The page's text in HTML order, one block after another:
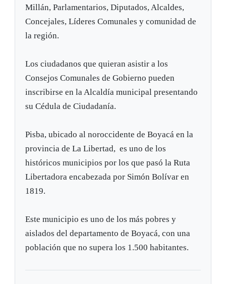
Millán, Parlamentarios, Diputados, Alcaldes,
Concejales, Líderes Comunales y comunidad de
la región.
Los ciudadanos que quieran asistir a los
Consejos Comunales de Gobierno pueden
inscribirse en la Alcaldía municipal presentando
su Cédula de Ciudadanía.
Pisba, ubicado al noroccidente de Boyacá en la
provincia de La Libertad, es uno de los
históricos municipios por los que pasó la Ruta
Libertadora encabezada por Simón Bolívar en
1819.
Este municipio es uno de los más pobres y
aislados del departamento de Boyacá, con una
población que no supera los 1.500 habitantes.